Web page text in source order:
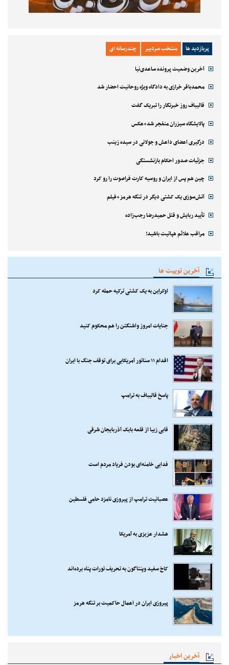
پربازدید ها منتخب سردبیر چندرسانه ای
آخرین وضعیت پرونده ساعدی‌نیا
محمدباقر خرازی به دادگاه ویژه روحانیت احضار شد
قالیباف روز خبرنگار را تبریک گفت
پالایشگاه سیزران منفجر شد+عکس
درگیری اعضای داعش و جولانی در سیده زینب
جزئیات صدور احکام بازنشستگی
چین هم پس از ایران و روسیه کارت فراصوت را رو کرد
آتش‌سوزی یک کشتی دیگر در تنگه هرمز+فیلم
تأیید ربایش و قتل حمیدرضا رجب‌زاده
مراقب علائم هپاتیت باشید!
آخرین توییت ها
اوکراین به یک کشتی ترکیه حمله کرد
جنایات امروز واشنگتن را هم محکوم کنید
اقدام ۱۱ سناتور آمریکایی برای توقف جنگ با ایران
پاسخ قالیباف به ترامپ
قابی زیبا از قلعه بابک آذربایجان شرقی
فدایی خامنه‌ای بودن فریاد مردم است
عصبانیت ترامپ از پیروزی نامزد حامی فلسطین
هشدار عزیزی به آمریکا
کاخ سفید وپنتاگون به تحریف تورات پناه برده‌اند
پیروزی ایران در اعمال حاکمیت بر تنگه هرمز
آخرین اخبار